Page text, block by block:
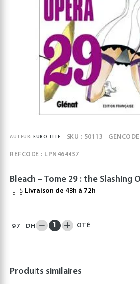
AUTEUR: KUBO TITE SKU : 50113
REFCODE : LPN464437
Bleach – Tome 29 : the Slashing
Livraison de 48h à 72h
97 DH QTÉ
Produits similaires